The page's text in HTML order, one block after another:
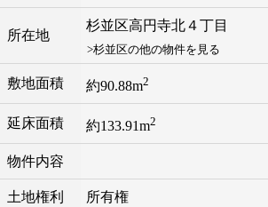
所在地
杉並区高円寺北４丁目
>杉並区の他の物件を見る
敷地面積 約90.88m2
延床面積 約133.91m2
物件内容
土地権利 所有権